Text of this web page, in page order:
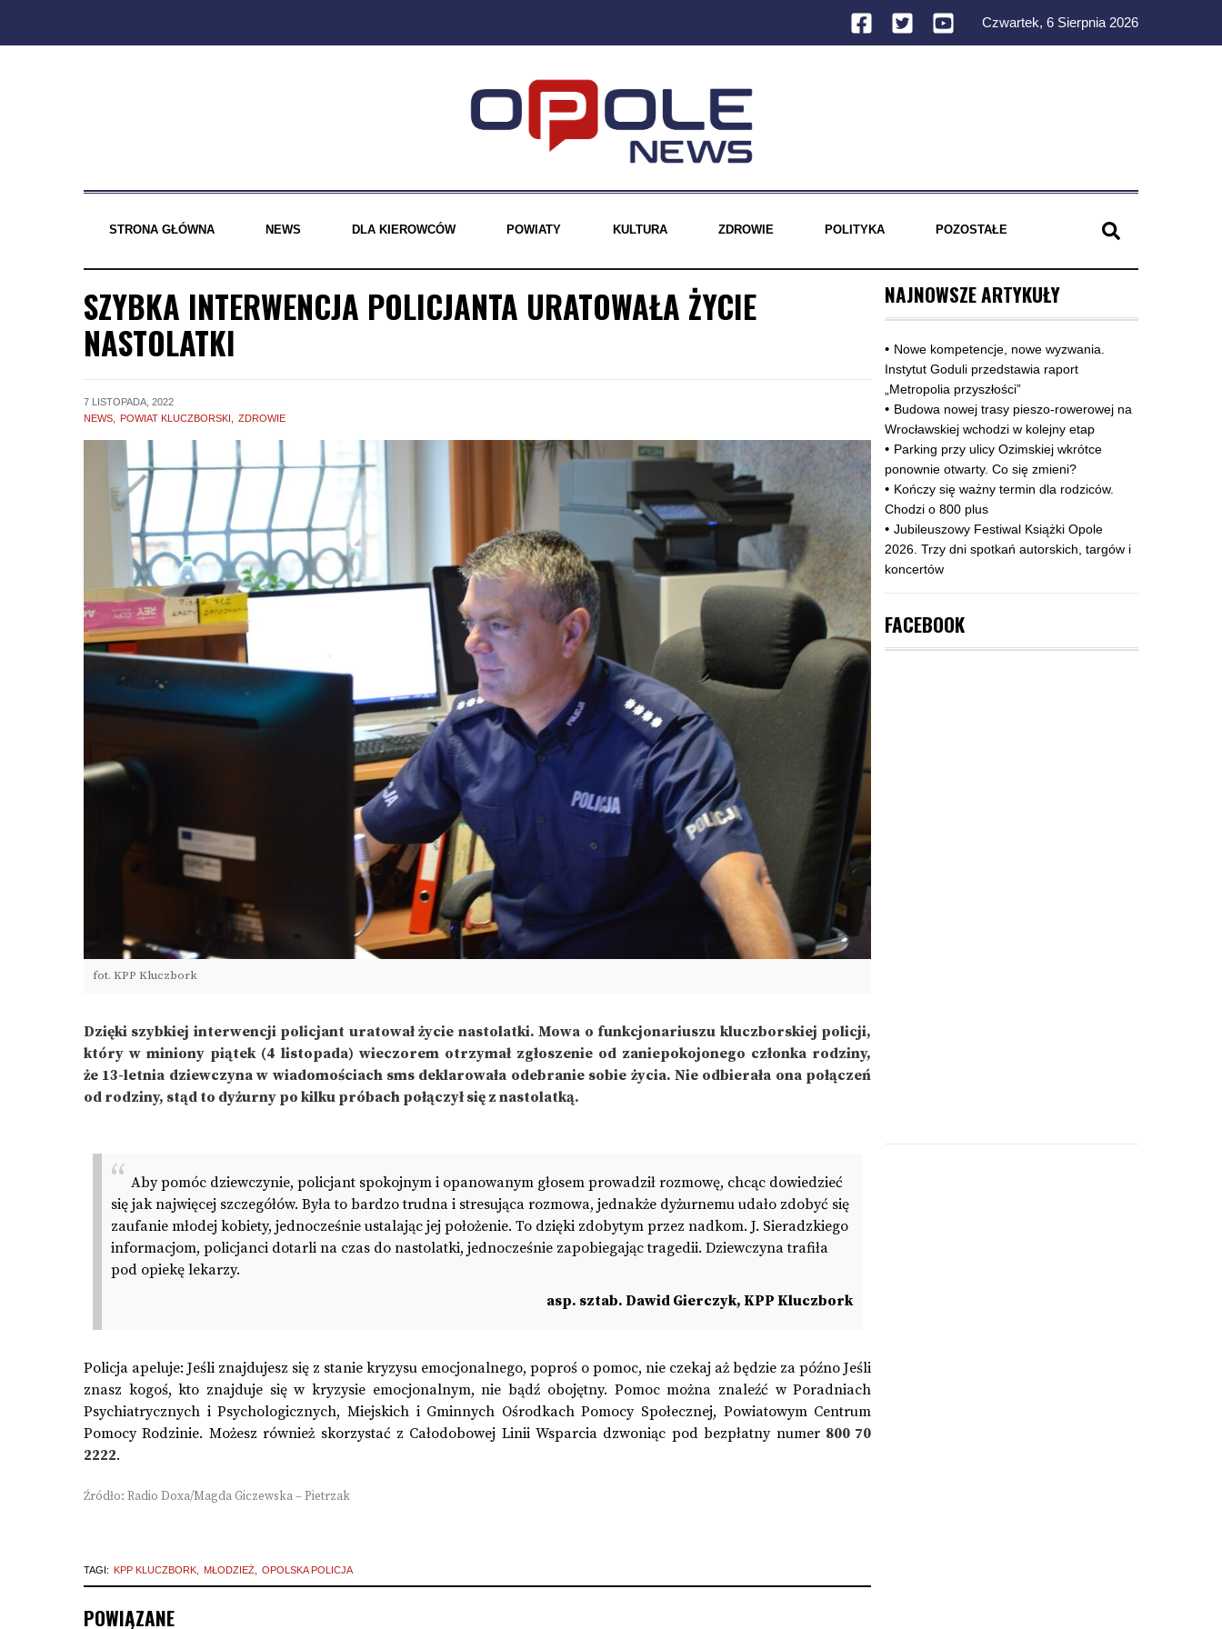
Czwartek, 6 Sierpnia 2026
STRONA GŁÓWNA NEWS DLA KIEROWCÓW POWIATY KULTURA ZDROWIE POLITYKA POZOSTAŁE
SZYBKA INTERWENCJA POLICJANTA URATOWAŁA ŻYCIE
NASTOLATKI
7 LISTOPADA, 2022
NEWS
POWIAT KLUCZBORSKI ZDROWIE
fot. KPP Kluczbork
Dzięki szybkiej interwencji policjant uratował życie nastolatki. Mowa o funkcjonariuszu kluczborskiej policji,
który w miniony piątek (4 listopada) wieczorem otrzymał zgłoszenie od zaniepokojonego członka rodziny,
że 13-letnia dziewczyna w wiadomościach sms deklarowała odebranie sobie życia. Nie odbierała ona połączeń
od rodziny, stąd to dyżurny po kilku próbach połączył się z nastolatką.
Aby pomóc dziewczynie, policjant spokojnym i opanowanym głosem prowadził rozmowę, chcąc dowiedzieć
się jak najwięcej szczegółów. Była to bardzo trudna i stresująca rozmowa, jednakże dyżurnemu udało zdobyć się
zaufanie młodej kobiety, jednocześnie ustalając jej położenie. To dzięki zdobytym przez nadkom. J. Sieradzkiego
informacjom, policjanci dotarli na czas do nastolatki, jednocześnie zapobiegając tragedii. Dziewczyna trafiła
pod opiekę lekarzy.
asp. sztab. Dawid Gierczyk, KPP Kluczbork
Policja apeluje: Jeśli znajdujesz się z stanie kryzysu emocjonalnego, poproś o pomoc, nie czekaj aż będzie za późno Jeśli
znasz kogoś, kto znajduje się w kryzysie emocjonalnym, nie bądź obojętny. Pomoc można znaleźć w Poradniach
Psychiatrycznych i Psychologicznych, Miejskich i Gminnych Ośrodkach Pomocy Społecznej, Powiatowym Centrum
Pomocy Rodzinie. Możesz również skorzystać z Całodobowej Linii Wsparcia dzwoniąc pod bezpłatny numer 800 70
2222.
Źródło: Radio Doxa/Magda Giczewska – Pietrzak
TAGI: KPP KLUCZBORK MŁODZIEŻ OPOLSKA POLICJA
POWIĄZANE
NAJNOWSZE ARTYKUŁY
Nowe kompetencje, nowe wyzwania.
Instytut Goduli przedstawia raport
„Metropolia przyszłości”
Budowa nowej trasy pieszo‑rowerowej na
Wrocławskiej wchodzi w kolejny etap
Parking przy ulicy Ozimskiej wkrótce
ponownie otwarty. Co się zmieni?
Kończy się ważny termin dla rodziców.
Chodzi o 800 plus
Jubileuszowy Festiwal Książki Opole
2026. Trzy dni spotkań autorskich, targów i
koncertów
FACEBOOK